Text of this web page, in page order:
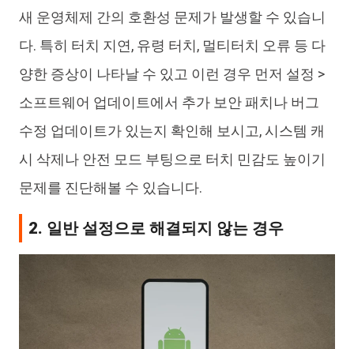
새 운영체제 간의 호환성 문제가 발생할 수 있습니
다. 특히 터치 지연, 유령 터치, 멀티터치 오류 등 다
양한 증상이 나타날 수 있고 이런 경우 먼저 설정 >
소프트웨어 업데이트에서 추가 보안 패치나 버그
수정 업데이트가 있는지 확인해 보시고, 시스템 캐
시 삭제나 안전 모드 부팅으로 터치 민감도 높이기
문제를 진단해볼 수 있습니다.
2. 일반 설정으로 해결되지 않는 경우